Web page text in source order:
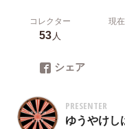
コレクター
53人
現
シェア
PRESENTER
ゆうやけし